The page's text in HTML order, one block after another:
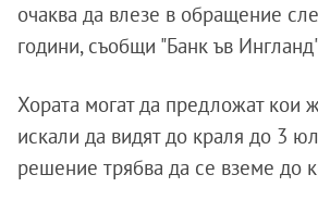
очаква да влезе в обращение
години, съобщи "Банк ъв
Хората могат да предложат кои
искали да видят до краля до 3
решение трябва да се вземе до